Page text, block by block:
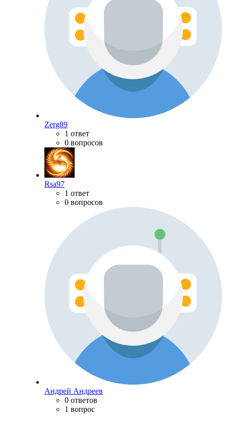
Zerg89
1 ответ
0 вопросов
Rsa97
1 ответ
0 вопросов
Андрей Андреев
0 ответов
1 вопрос